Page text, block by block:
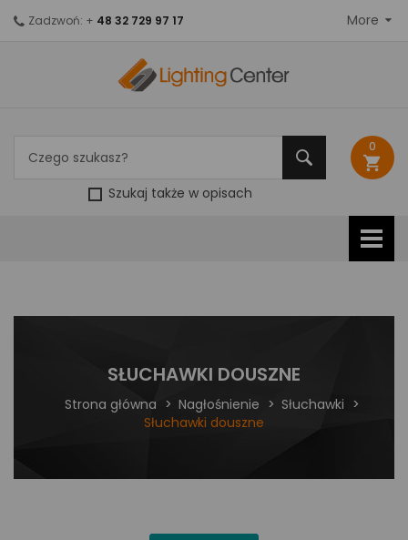
Szukaj także w opisach
0
shopping_cart
Zadzwoń: + 48 32 729 97 17 More
SŁUCHAWKI DOUSZNE
Strona główna Nagłośnienie
Słuchawki
Słuchawki douszne